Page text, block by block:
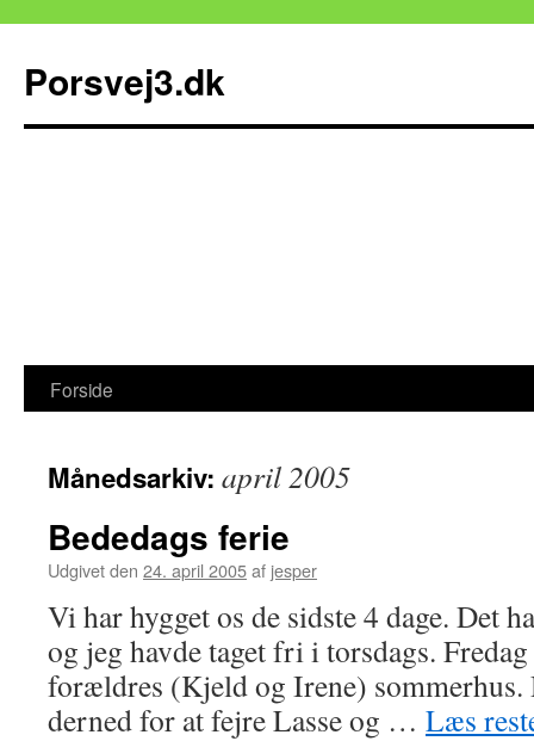
Porsvej3.dk
Hop
indhold
Forside
Månedsarkiv: april 2005
Bededags ferie
Udgivet den 24. april 2005af jesper
Vi har hygget os de sidste 4 dage. Det
og jeg havde taget fri i torsdags.
forældres (Kjeld og Irene) sommerhus.
derned for at fejre Lasse og … Læs